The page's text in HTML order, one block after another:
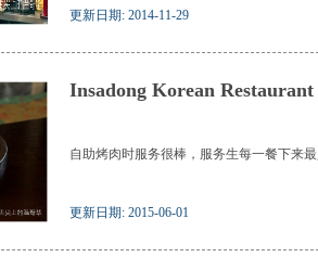
更新日期: 2014-11-29
Insadong Korean Restaurant
自助烤肉时服务很棒，服务生每一餐下来
更新日期: 2015-06-01